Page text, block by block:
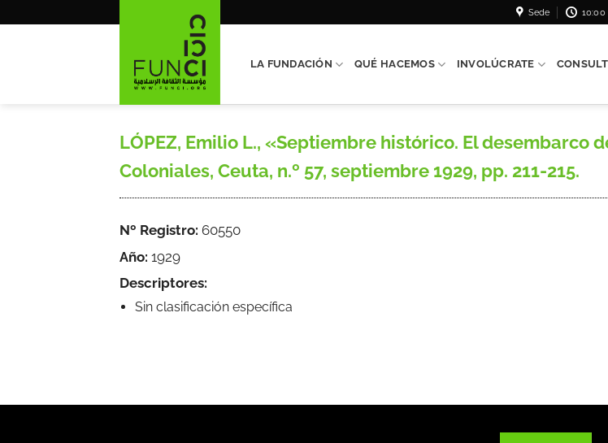
Sede 10:00
LA FUNDACIÓN QUÉ HACEMOS INVOLÚCRATE
LÓPEZ, Emilio L., «Septiembre histórico. El desembarco
Coloniales, Ceuta, n.º 57, septiembre 1929, pp. 211-215.
Nº Registro: 60550
Año: 1929
Descriptores:
Sin clasificación específica